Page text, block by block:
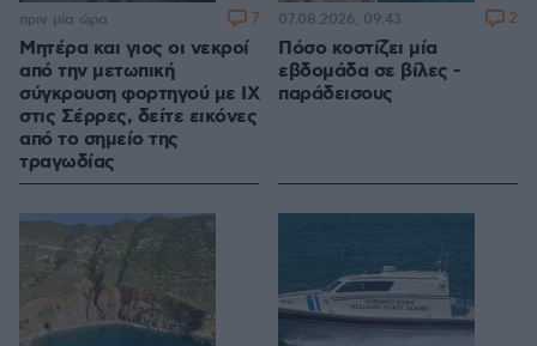
Μητέρα και γιος οι νεκροί
από την μετωπική
σύγκρουση φορτηγού με ΙΧ
στις Σέρρες, δείτε εικόνες
από το σημείο της
τραγωδίας
πριν μία ώρα 7
Πόσο κοστίζει μία
εβδομάδα σε βίλες -
παράδεισους
07.08.2026, 09:43 2